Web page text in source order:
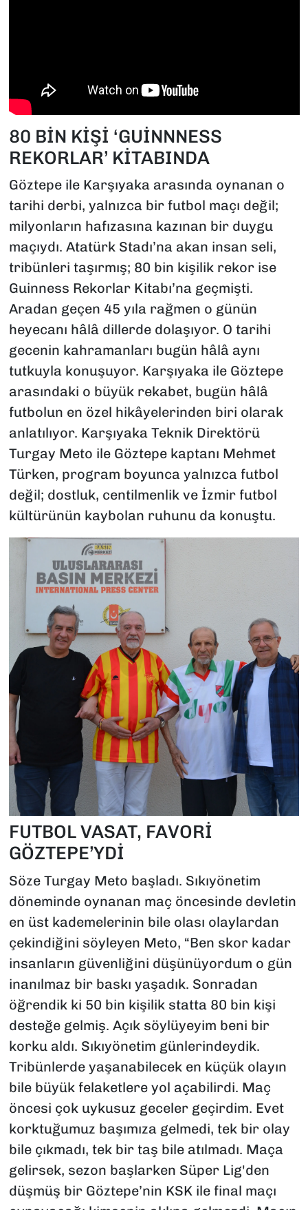
80 BİN KİŞİ ‘GUİNNNESS
REKORLAR’ KİTABINDA
Göztepe ile Karşıyaka arasında oynanan o
tarihi derbi, yalnızca bir futbol maçı değil;
milyonların hafızasına kazınan bir duygu
maçıydı. Atatürk Stadı’na akan insan seli,
tribünleri taşırmış; 80 bin kişilik rekor ise
Guinness Rekorlar Kitabı’na geçmişti.
Aradan geçen 45 yıla rağmen o günün
heyecanı hâlâ dillerde dolaşıyor. O tarihi
gecenin kahramanları bugün hâlâ aynı
tutkuyla konuşuyor. Karşıyaka ile Göztepe
arasındaki o büyük rekabet, bugün hâlâ
futbolun en özel hikâyelerinden biri olarak
anlatılıyor. Karşıyaka Teknik Direktörü
Turgay Meto ile Göztepe kaptanı Mehmet
Türken, program boyunca yalnızca futbol
değil; dostluk, centilmenlik ve İzmir futbol
kültürünün kaybolan ruhunu da konuştu.
FUTBOL VASAT, FAVORİ
GÖZTEPE’YDİ
Söze Turgay Meto başladı. Sıkıyönetim
döneminde oynanan maç öncesinde devletin
en üst kademelerinin bile olası olaylardan
çekindiğini söyleyen Meto, “Ben skor kadar
insanların güvenliğini düşünüyordum o gün
inanılmaz bir baskı yaşadık. Sonradan
öğrendik ki 50 bin kişilik statta 80 bin kişi
desteğe gelmiş. Açık söylüyeyim beni bir
korku aldı. Sıkıyönetim günlerindeydik.
Tribünlerde yaşanabilecek en küçük olayın
bile büyük felaketlere yol açabilirdi. Maç
öncesi çok uykusuz geceler geçirdim. Evet
korktuğumuz başımıza gelmedi, tek bir olay
bile çıkmadı, tek bir taş bile atılmadı. Maça
gelirsek, sezon başlarken Süper Lig'den
düşmüş bir Göztepe’nin KSK ile final maçı